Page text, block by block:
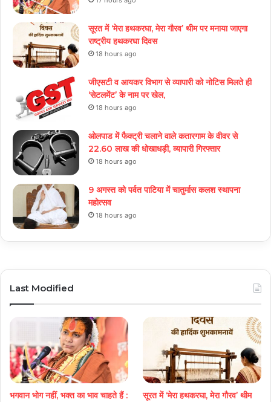
सूरत में ‘मेरा हथकरघा, मेरा गौरव’ थीम पर मनाया जाएगा
राष्ट्रीय हथकरघा दिवस
18 hours ago
जीएसटी व आयकर विभाग से व्यापारी को नोटिस मिलते ही
‘सेटलमेंट’ के नाम पर खेल,
18 hours ago
ओलपाड में फैक्ट्री चलाने वाले कतारगाम के वीवर से
22.60 लाख की धोखाधड़ी, व्यापारी गिरफ्तार
18 hours ago
9 अगस्त को पर्वत पाटिया में चातुर्मास कलश स्थापना
महोत्सव
18 hours ago
Last Modified
भगवान भोग नहीं, भक्त का भाव चाहते हैं :
सूरत में ‘मेरा हथकरघा, मेरा गौरव’ थीम